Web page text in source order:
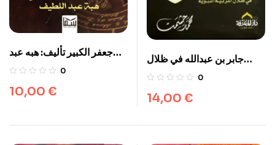
جعفر الكبير تأليف: هبه عبد
اللطيف
0
10,00 €
جابر بن عبدالله في ظلال
التربية النبوية محمد حشمت
0
14,00 €